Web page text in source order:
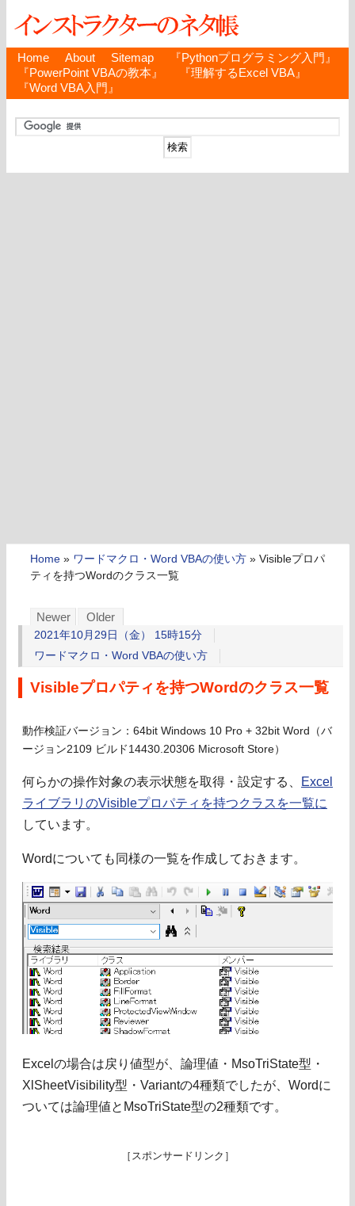
Home About Sitemap
『Pythonプログラミング入門』
『PowerPoint VBAの教本』
『理解するExcel VBA』
『Word VBA入門』
Home » ワードマクロ・Word VBAの使い方 » Visibleプロパ
ティを持つWordのクラス一覧
Newer Older
2021年10月29日（金） 15時15分
ワードマクロ・Word VBAの使い方
Visibleプロパティを持つWordのクラス一覧
動作検証バージョン：64bit Windows 10 Pro + 32bit Word（バ
ージョン2109 ビルド14430.20306 Microsoft Store）
何らかの操作対象の表示状態を取得・設定する、
Excel
ライブラリのVisibleプロパティを持つクラスを一覧に
しています。
Wordについても同様の一覧を作成しておきます。
Excelの場合は戻り値型が、論理値・MsoTriState型・
XlSheetVisibility型・Variantの4種類でしたが、Wordに
ついては論理値とMsoTriState型の2種類です。
［スポンサードリンク］